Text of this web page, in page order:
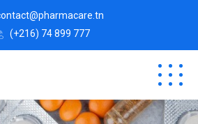
(+216) 74 899 777